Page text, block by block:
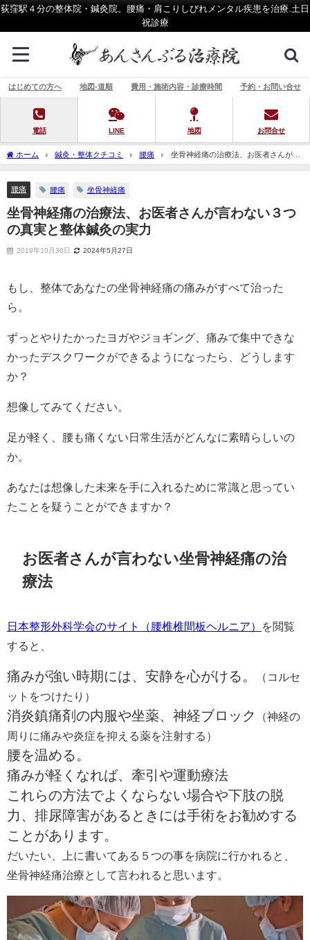
荻窪駅４分の整体院・鍼灸院。腰痛・肩こりしびれメンタル疾患を治療.土日
祝診療
はじめての方へ 地図-道順 費用・施術内容・診療時間 予約・お問い合せ
電話 LINE 地図 お問合せ
ホーム 鍼灸・整体クチコミ 腰痛
坐骨神経痛の治療法、お医者さんが言
わない３つの真実と整体鍼灸の実力
腰痛 腰痛 坐骨神経痛
坐骨神経痛の治療法、お医者さんが言わない３つ
の真実と整体鍼灸の実力
2019年10月30日 2024年5月27日
もし、整体であなたの坐骨神経痛の痛みがすべて治った
ら。
ずっとやりたかったヨガやジョギング、痛みで集中できな
かったデスクワークができるようになったら、どうします
か？
想像してみてください。
足が軽く、腰も痛くない日常生活がどんなに素晴らしいの
か。
あなたは想像した未来を手に入れるために常識と思ってい
たことを疑うことができますか？
お医者さんが言わない坐骨神経痛の治
療法
日本整形外科学会のサイト（腰椎椎間板ヘルニア）
を閲覧
すると、
痛みが強い時期には、安静を心がける。
（コルセ
ットをつけたり）
消炎鎮痛剤の内服や坐薬、神経ブロック
（神経の
周りに痛みや炎症を抑える薬を注射する）
腰を温める。
痛みが軽くなれば、牽引や運動療法
これらの方法でよくならない場合や下肢の脱
力、排尿障害があるときには手術をお勧めする
ことがあります。
だいたい、上に書いてある５つの事を病院に行かれると、
坐骨神経痛治療として言われると思います。